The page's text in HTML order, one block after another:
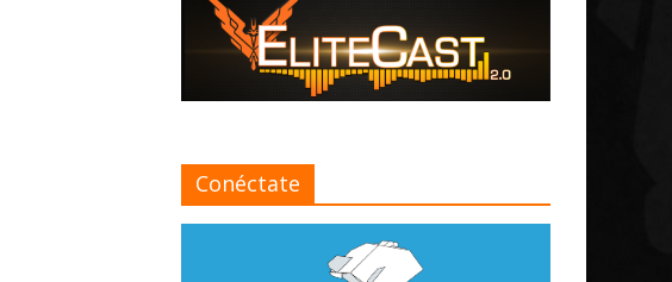
Conéctate